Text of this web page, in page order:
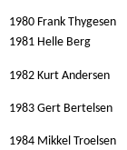
1980 Frank Thygesen
1981 Helle Berg
1982 Kurt Andersen
1983 Gert Bertelsen
1984 Mikkel Troelsen